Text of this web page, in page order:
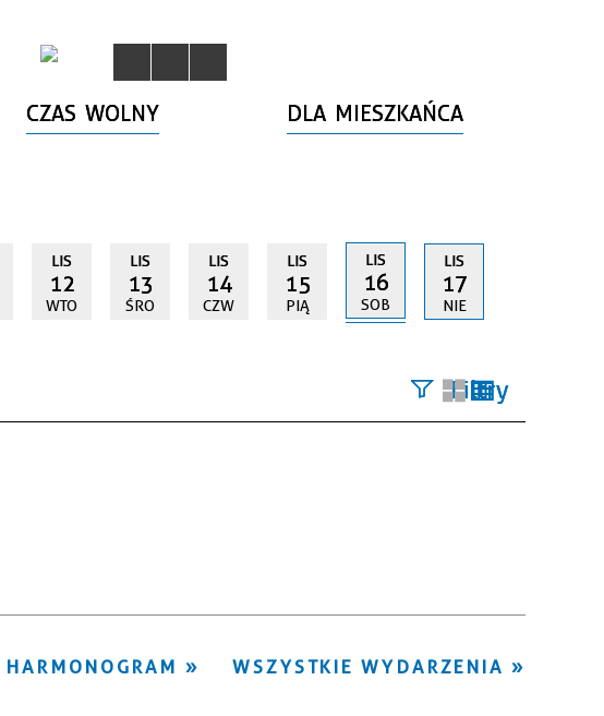
CZAS WOLNY DLA MIESZKAŃCA
LIS
12
WTO
LIS
13
ŚRO
LIS
14
CZW
LIS
15
PIĄ
LIS
16
SOB
LIS
17
NIE
Filtry
Miejsce
WSZYSTKIE WYDARZENIA
HARMONOGRAM